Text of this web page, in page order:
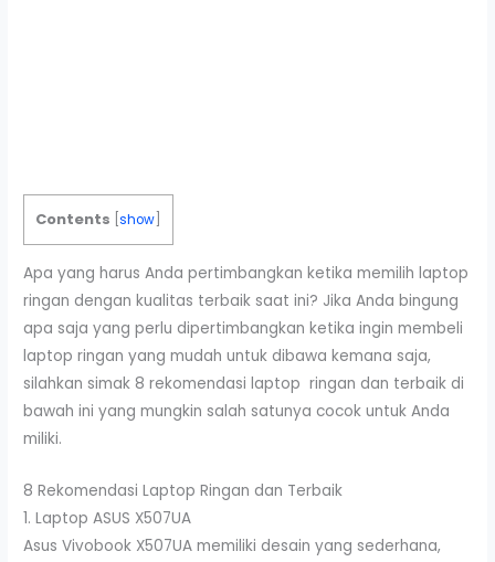
Contents [show
Apa yang harus Anda pertimbangkan ketika memilih laptop
ringan dengan kualitas terbaik saat ini? Jika Anda bingung
apa saja yang perlu dipertimbangkan ketika ingin membeli
laptop ringan yang mudah untuk dibawa kemana saja,
silahkan simak 8 rekomendasi laptop ringan dan terbaik di
bawah ini yang mungkin salah satunya cocok untuk Anda
miliki.
8 Rekomendasi Laptop Ringan dan Terbaik
1. Laptop ASUS X507UA
Asus Vivobook X507UA memiliki desain yang sederhana,